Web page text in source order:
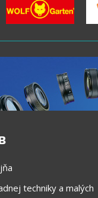
techniky a malých